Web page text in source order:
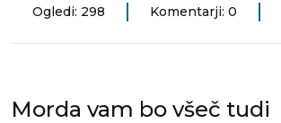
Ogledi: 298 Komentarji: 0
Morda vam bo všeč tudi